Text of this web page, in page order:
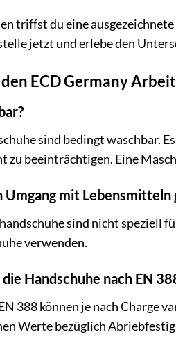
triffst du eine
jetzt und erlebe den
ECD Germany
sind bedingt waschbar.
beeinträchtigen. Eine
Umgang mit Lebensmitteln
sind nicht speziell
verwenden.
Handschuhe nach EN
388 können je nach Charge
Werte bezüglich